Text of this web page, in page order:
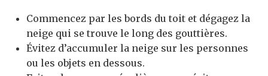
Commencez par les bords du toit et dégagez la
neige qui se trouve le long des gouttières.
Évitez d’accumuler la neige sur les personnes
ou les objets en dessous.